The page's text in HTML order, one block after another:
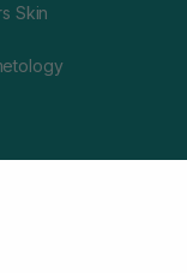
Skin